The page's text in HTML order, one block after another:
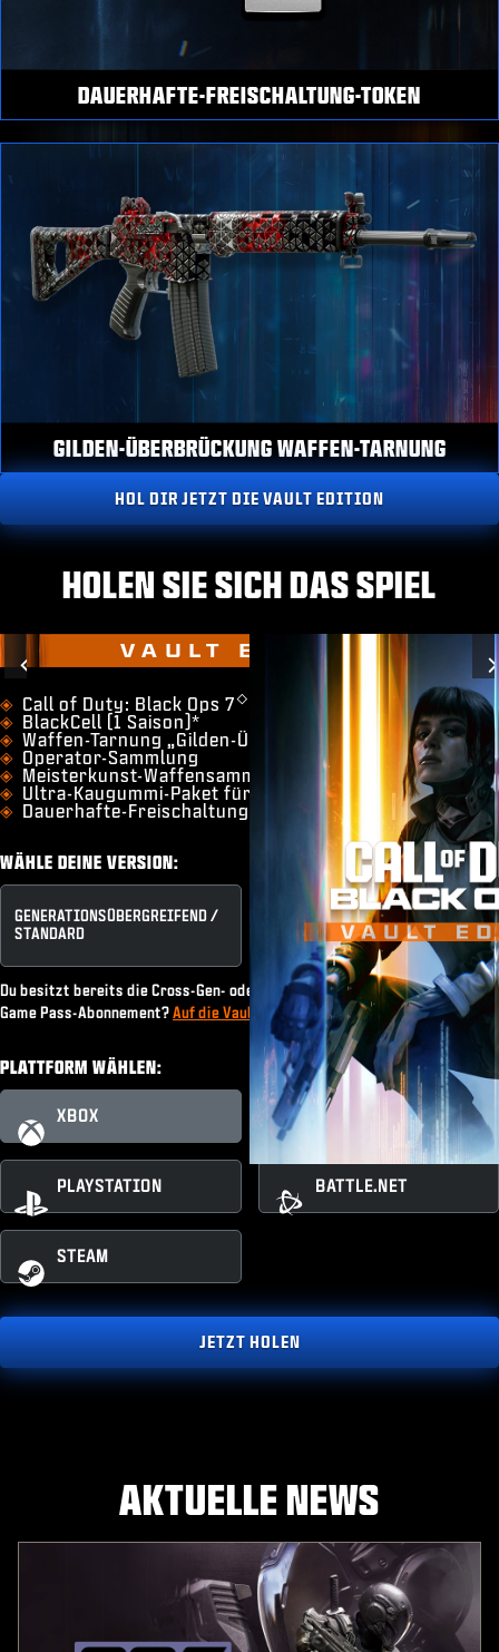
DAUERHAFTE-FREISCHALTUNG-TOKEN
GILDEN-ÜBERBRÜCKUNG WAFFEN-TARNUNG
HOL DIR JETZT DIE VAULT EDITION
HOLEN SIE SICH DAS SPIEL
Previous
VAULT EDITION
​Call of Duty: Black Ops 7◇
BlackCell (1 Saison)*
Waffen-Tarnung „Gilden-Überbrückung“
Operator-Sammlung
Meisterkunst-Waffensammlung
Ultra-Kaugummi-Paket für Zombies
Dauerhafte-Freischaltung-Token
WÄHLE DEINE VERSION:
GENERATIONSÜBERGREIFEND /
STANDARD
VAULT EDITION
Du besitzt bereits die Cross-Gen- oder Standard-Edition oder hast ein
Game Pass-Abonnement? Auf die Vault Edition upgraden
PLATTFORM WÄHLEN:
XBOX XBOX PC
PLAYSTATION BATTLE.NET
STEAM
JETZT HOLEN
AKTUELLE NEWS